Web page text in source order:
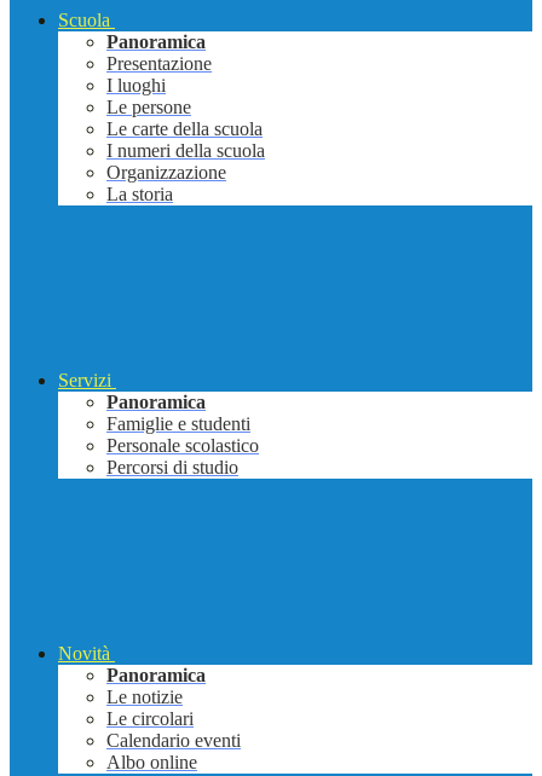
Scuola
Panoramica
Presentazione
I luoghi
Le persone
Le carte della scuola
I numeri della scuola
Organizzazione
La storia
Servizi
Panoramica
Famiglie e studenti
Personale scolastico
Percorsi di studio
Novità
Panoramica
Le notizie
Le circolari
Calendario eventi
Albo online